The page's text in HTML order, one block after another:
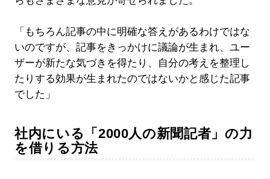
「もちろん記事の中に明確な答えがあるわけではな
いのですが、記事をきっかけに議論が生まれ、ユー
ザーが新たな気づきを得たり、自分の考えを整理し
たりする効果が生まれたのではないかと感じた記事
でした」
社内にいる「2000人の新聞記者」の力
を借りる方法